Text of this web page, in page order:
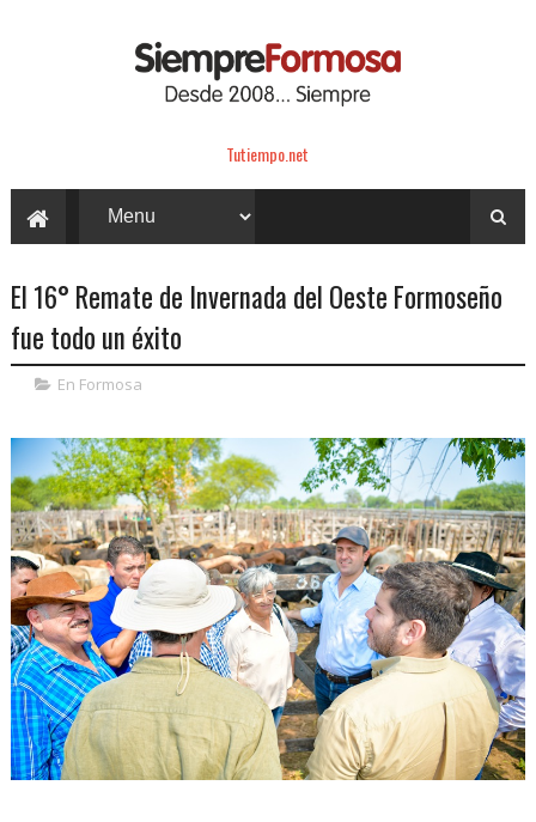
Tutiempo.net
El 16° Remate de Invernada del Oeste Formoseño
fue todo un éxito
En Formosa